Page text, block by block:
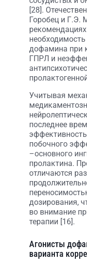
[28].
Горобец и Г.Э.
дофамина при
ГПРЛ и
Учитывая
последнее
побочного
–основного
пролактина.
отличаются
дозирования,
во внимание
терапии [16].
Агонисты
варианта